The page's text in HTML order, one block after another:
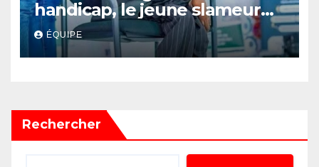
handicap, le jeune slameur
Akonkwa Kenyata Bernard
lance un appel à la solidarité
pour poursuivre ses études
ÉQUIPE
Rechercher